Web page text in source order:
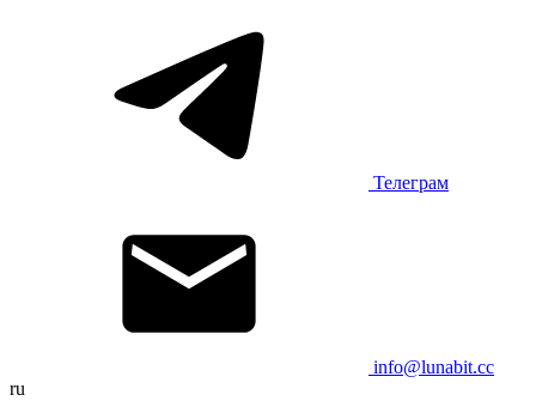
Телеграм
info@lunabit.cc
ru